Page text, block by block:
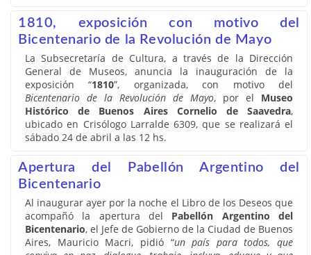
1810, exposición con motivo del
Bicentenario de la Revolución de Mayo
La Subsecretaría de Cultura, a través de la Dirección
General de Museos, anuncia la inauguración de la
exposición “1810”, organizada, con motivo del
Bicentenario de la Revolución de Mayo, por el Museo
Histórico de Buenos Aires Cornelio de Saavedra,
ubicado en Crisólogo Larralde 6309, que se realizará el
sábado 24 de abril a las 12 hs.
Apertura del Pabellón Argentino del
Bicentenario
Al inaugurar ayer por la noche el Libro de los Deseos que
acompañó la apertura del Pabellón Argentino del
Bicentenario, el Jefe de Gobierno de la Ciudad de Buenos
Aires, Mauricio Macri, pidió “un país para todos, que